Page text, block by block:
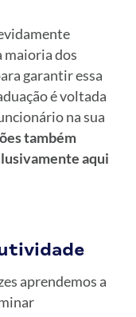
maioria dos
garantir essa
é voltada
na sua
também
aqui
aprendemos a